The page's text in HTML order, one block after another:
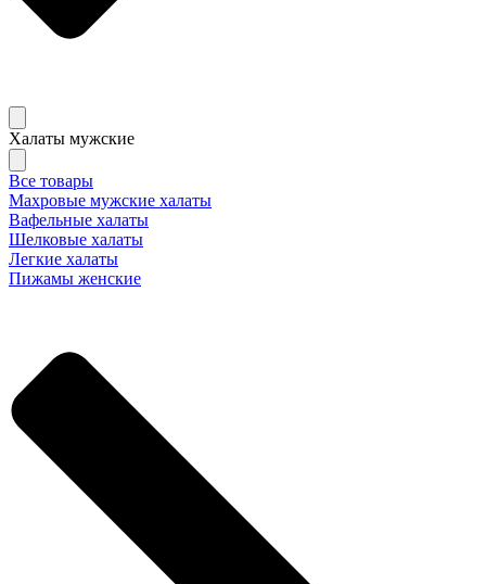
Халаты мужские
Все товары
Махровые мужские халаты
Вафельные халаты
Шелковые халаты
Легкие халаты
Пижамы женские